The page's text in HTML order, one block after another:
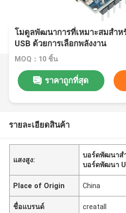
โมดูลพัฒนาการที่เหมาะสมสําห
USB ด้วยการเลือกพลังงาน
MOQ：10 ชิ้น
ราคาถูกที่สุด
รายละเอียดสินค้า
แสงสูง:
บอร์ดพัฒนาสํ
บอร์ดพัฒนา
Place of Origin China
ชื่อแบรนด์ creatall